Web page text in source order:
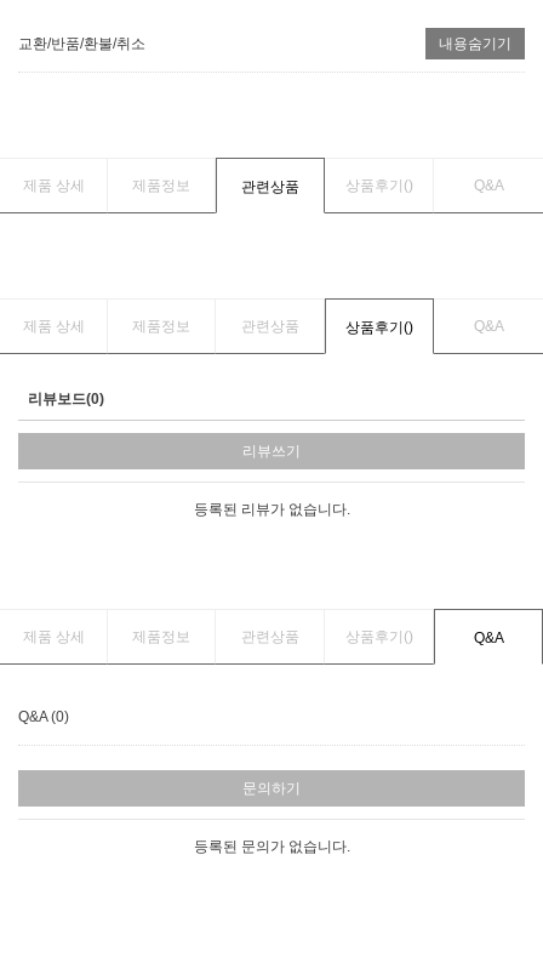
교환/반품/환불/취소 내용숨기기
제품 상세 제품정보 관련상품 상품후기() Q&A
제품 상세 제품정보 관련상품 상품후기() Q&A
리뷰보드(0)
리뷰쓰기
등록된 리뷰가 없습니다.
제품 상세 제품정보 관련상품 상품후기() Q&A
Q&A (0)
문의하기
등록된 문의가 없습니다.